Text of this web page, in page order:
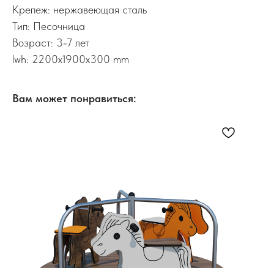
Крепеж: нержавеющая сталь
Тип: Песочница
Возраст: 3-7 лет
lwh: 2200x1900x300 mm
Вам может понравиться: